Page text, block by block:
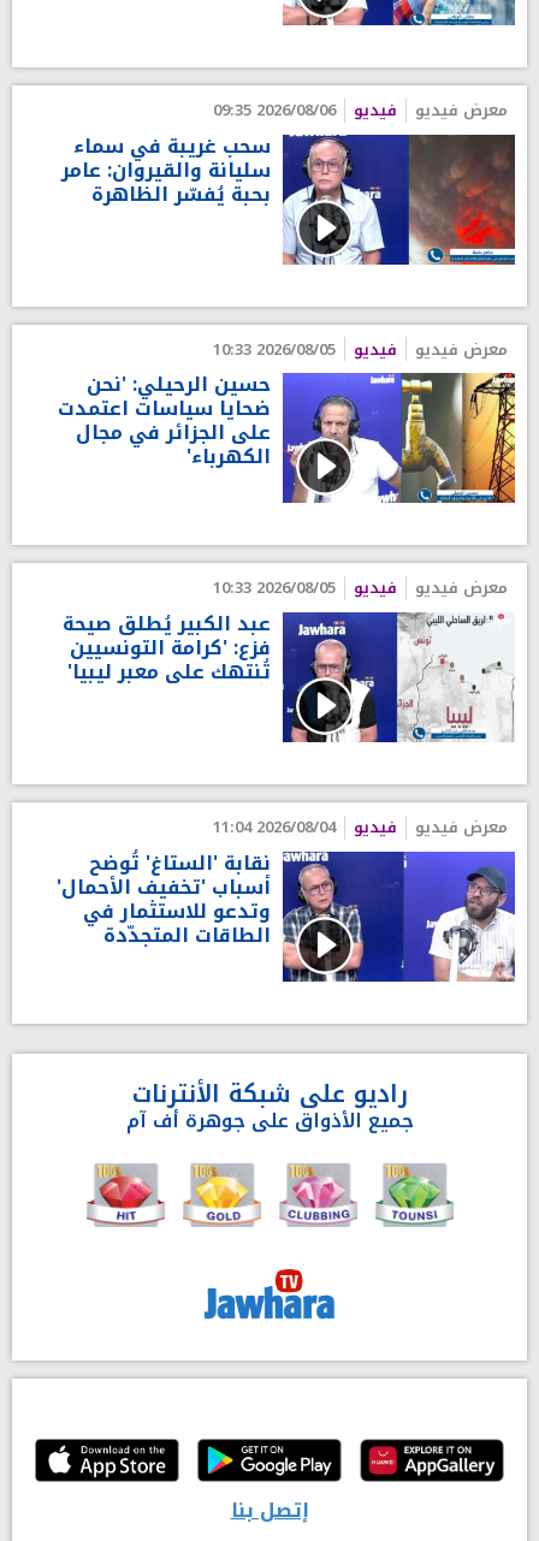
معرض فيديو فيديو 2026/08/06 09:35
سحب غريبة في سماء
سليانة والقيروان: عامر
بحبة يُفسّر الظاهرة
معرض فيديو فيديو 2026/08/05 10:33
حسين الرحيلي: 'نحن
ضحايا سياسات اعتمدت
على الجزائر في مجال
الكهرباء'
معرض فيديو فيديو 2026/08/05 10:33
عبد الكبير يُطلق صيحة
فزع: 'كرامة التونسيين
تُنتهك على معبر ليبيا'
معرض فيديو فيديو 2026/08/04 11:04
نقابة 'الستاغ' تُوضح
أسباب 'تخفيف الأحمال'
وتدعو للاستثمار في
الطاقات المتجدّدة
راديو على شبكة الأنترنات
جميع الأذواق على جوهرة أف آم
إتصل بنا